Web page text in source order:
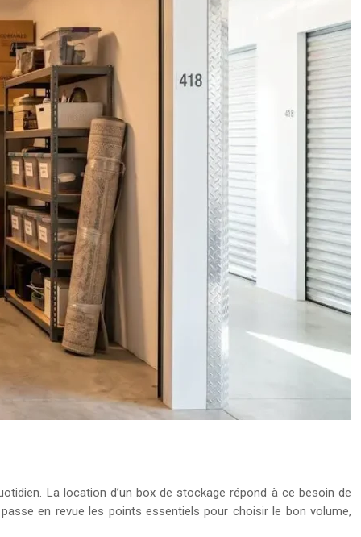
La location d’un box de stockage répond à ce besoin de
en revue les points essentiels pour choisir le bon volume,